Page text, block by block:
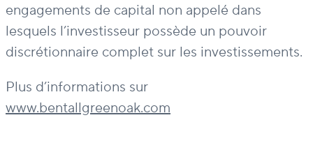
engagements de capital non appelé dans
lesquels l’investisseur possède un pouvoir
discrétionnaire complet sur les investissements.
Plus d’informations sur
www.bentallgreenoak.com